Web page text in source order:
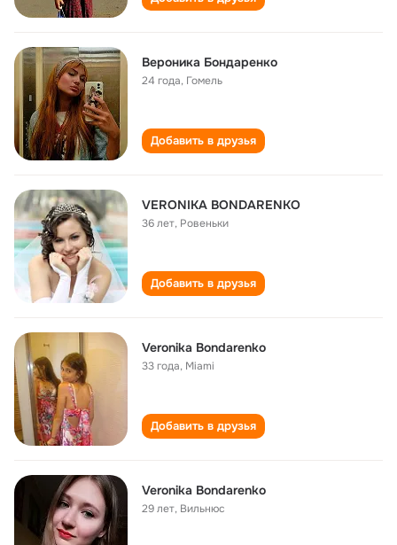
Вероника Бондаренко
24 года, Гомель
Добавить в друзья
VERONIKA BONDARENKO
36 лет, Ровеньки
Добавить в друзья
Veronika Bondarenko
33 года, Miami
Добавить в друзья
Veronika Bondarenko
29 лет, Вильнюс